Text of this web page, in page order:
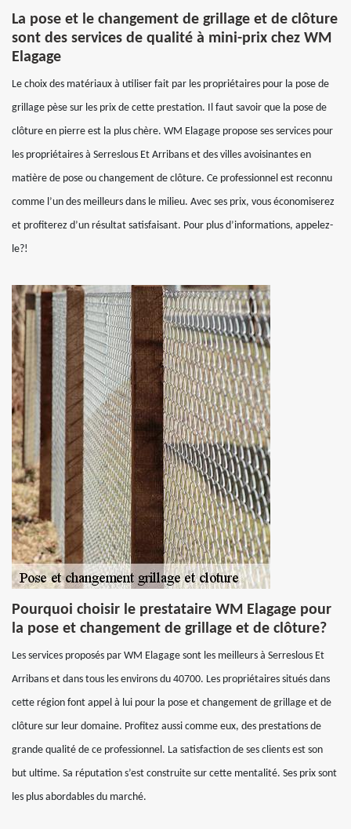
La pose et le changement de grillage et de clôture
sont des services de qualité à mini-prix chez WM
Elagage
Le choix des matériaux à utiliser fait par les propriétaires pour la pose de
grillage pèse sur les prix de cette prestation. Il faut savoir que la pose de
clôture en pierre est la plus chère. WM Elagage propose ses services pour
les propriétaires à Serreslous Et Arribans et des villes avoisinantes en
matière de pose ou changement de clôture. Ce professionnel est reconnu
comme l’un des meilleurs dans le milieu. Avec ses prix, vous économiserez
et profiterez d’un résultat satisfaisant. Pour plus d’informations, appelez-
le?!
Pourquoi choisir le prestataire WM Elagage pour
la pose et changement de grillage et de clôture?
Les services proposés par WM Elagage sont les meilleurs à Serreslous Et
Arribans et dans tous les environs du 40700. Les propriétaires situés dans
cette région font appel à lui pour la pose et changement de grillage et de
clôture sur leur domaine. Profitez aussi comme eux, des prestations de
grande qualité de ce professionnel. La satisfaction de ses clients est son
but ultime. Sa réputation s’est construite sur cette mentalité. Ses prix sont
les plus abordables du marché.